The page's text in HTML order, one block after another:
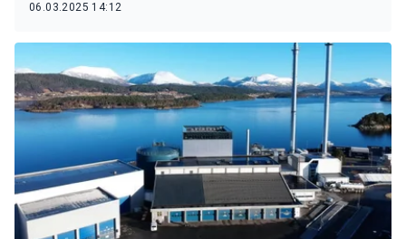
06.03.2025 14:12